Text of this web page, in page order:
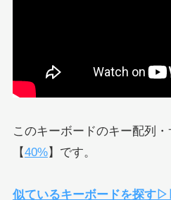
このキーボードのキー配列・
【40%】です。
似ているキーボードを探す